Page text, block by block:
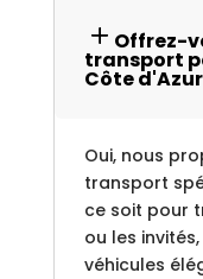
Offrez-
transport
Côte
Oui, nous
transport
ce soit pour
ou les
véhicules